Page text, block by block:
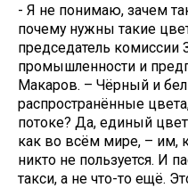
- Я не понимаю, зачем
почему нужны такие
председатель комиссии
промышленности и
Макаров. – Чёрный и
распространённые
потоке? Да, единый
как во всём мире, – им,
никто не пользуется. И
такси, а не что-то ещё.